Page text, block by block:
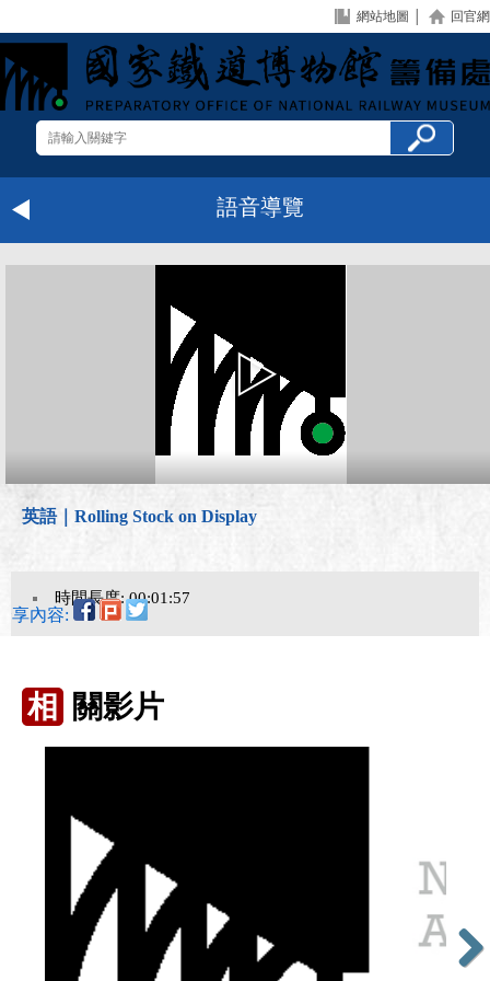
網站地圖 回官網
語音導覽
英語｜Rolling Stock on Display
時間長度: 00:01:57
享內容:
相 關影片